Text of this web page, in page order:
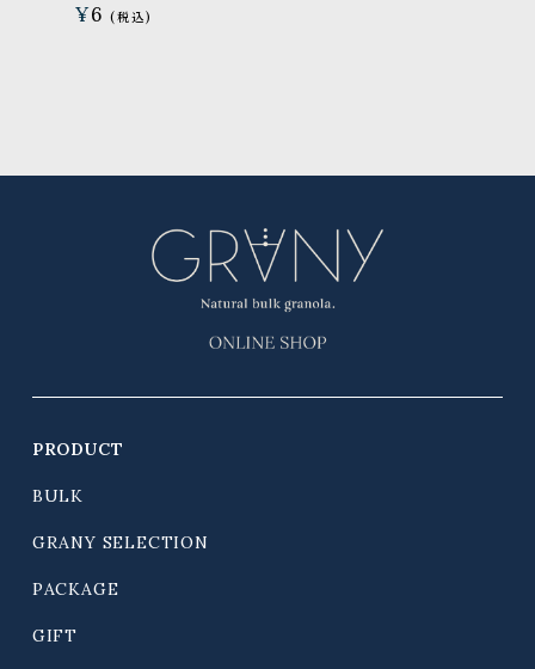
¥6
PRODUCT
BULK
GRANY SELECTION
PACKAGE
GIFT